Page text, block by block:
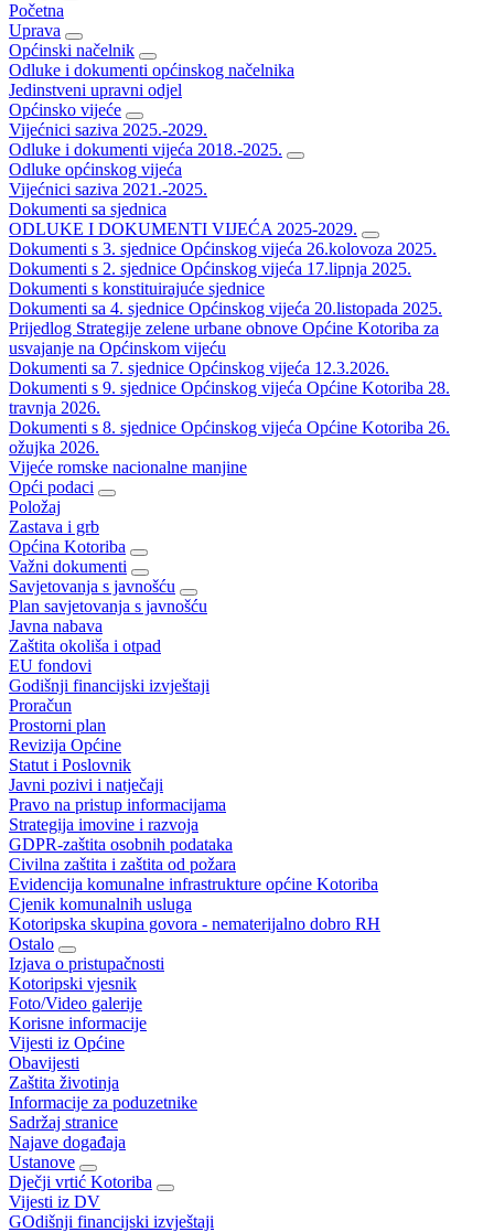
Početna
Uprava
Općinski načelnik
Odluke i dokumenti općinskog načelnika
Jedinstveni upravni odjel
Općinsko vijeće
Vijećnici saziva 2025.-2029.
Odluke i dokumenti vijeća 2018.-2025.
Odluke općinskog vijeća
Vijećnici saziva 2021.-2025.
Dokumenti sa sjednica
ODLUKE I DOKUMENTI VIJEĆA 2025-2029.
Dokumenti s 3. sjednice Općinskog vijeća 26.kolovoza 2025.
Dokumenti s 2. sjednice Općinskog vijeća 17.lipnja 2025.
Dokumenti s konstituirajuće sjednice
Dokumenti sa 4. sjednice Općinskog vijeća 20.listopada 2025.
Prijedlog Strategije zelene urbane obnove Općine Kotoriba za
usvajanje na Općinskom vijeću
Dokumenti sa 7. sjednice Općinskog vijeća 12.3.2026.
Dokumenti s 9. sjednice Općinskog vijeća Općine Kotoriba 28.
travnja 2026.
Dokumenti s 8. sjednice Općinskog vijeća Općine Kotoriba 26.
ožujka 2026.
Vijeće romske nacionalne manjine
Opći podaci
Položaj
Zastava i grb
Općina Kotoriba
Važni dokumenti
Savjetovanja s javnošću
Plan savjetovanja s javnošću
Javna nabava
Zaštita okoliša i otpad
EU fondovi
Godišnji financijski izvještaji
Proračun
Prostorni plan
Revizija Općine
Statut i Poslovnik
Javni pozivi i natječaji
Pravo na pristup informacijama
Strategija imovine i razvoja
GDPR-zaštita osobnih podataka
Civilna zaštita i zaštita od požara
Evidencija komunalne infrastrukture općine Kotoriba
Cjenik komunalnih usluga
Kotoripska skupina govora - nematerijalno dobro RH
Ostalo
Izjava o pristupačnosti
Kotoripski vjesnik
Foto/Video galerije
Korisne informacije
Vijesti iz Općine
Obavijesti
Zaštita životinja
Informacije za poduzetnike
Sadržaj stranice
Najave događaja
Ustanove
Dječji vrtić Kotoriba
Vijesti iz DV
GOdišnji financijski izvještaji